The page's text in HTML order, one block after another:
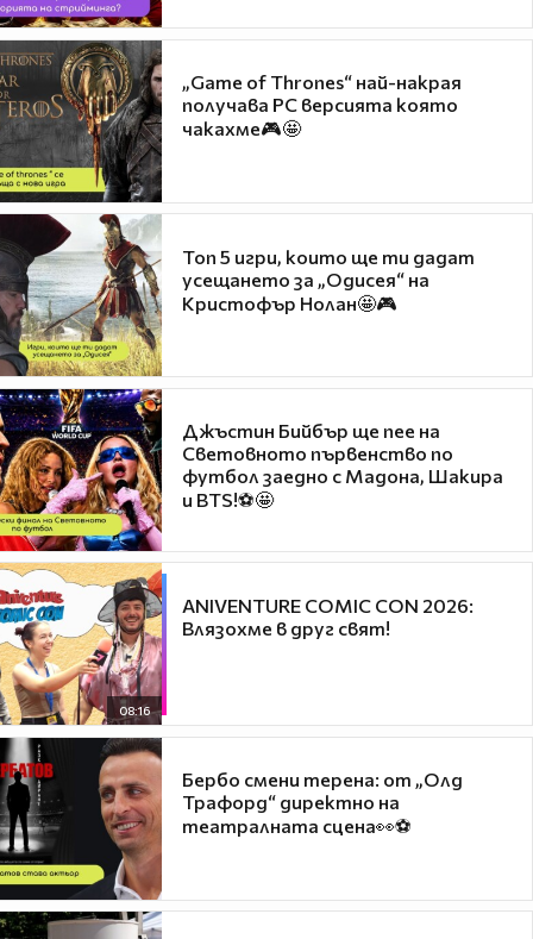
„Game of Thrones“ най-накрая
получава PC версията която
чакахме🎮🤩
Топ 5 игри, които ще ти дадат
усещането за „Одисея“ на
Кристофър Нолан🤩🎮
Джъстин Бийбър ще пее на
Световното първенство по
футбол заедно с Мадона, Шакира
и BTS!⚽🤩
08:16
ANIVENTURE COMIC CON 2026:
Влязохме в друг свят!
Бербо смени терена: от „Олд
Трафорд“ директно на
театралната сцена👀⚽